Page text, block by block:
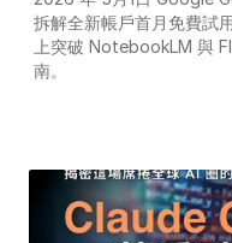
拆解全新帳戶首月免費試
上突破 NotebookLM 與
南。